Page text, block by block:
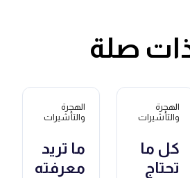
صلة
الهجرة
والتأشيرات
كل ما
تحتاج
الهجرة
والتأشيرات
ما تريد
معرفته